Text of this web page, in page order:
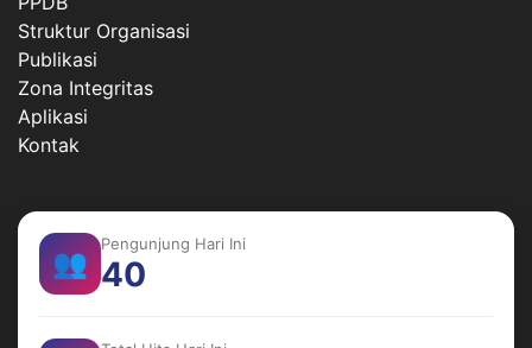
Struktur Organisasi
Publikasi
Zona Integritas
Aplikasi
Kontak
👥
Pengunjung Hari Ini
40